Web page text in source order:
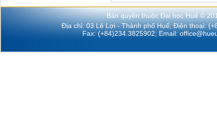
Bản quyền thuộc Đại học Huế ©
Địa chỉ: 03 Lê Lợi - Thành phố Huế; Điện thoại:
Fax: (+84)234.3825902; Email: